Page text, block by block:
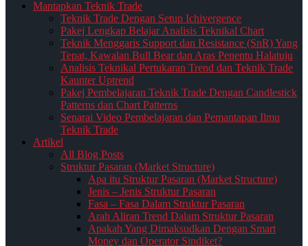
Mantapkan Teknik Trade
Teknik Trade Dengan Setup Ichivergence
Pakej Lengkap Belajar Analisis Teknikal Chart
Teknik Menggaris Support dan Resistance (SnR) Yang
Tepat, Kawalan Bull Bear dan Aras Penentu Halatuju
Analisis Teknikal Pertukaran Trend dan Teknik Trade
Kaunter Uptrend
Pakej Pembelajaran Teknik Trade Dengan Candlestick
Patterns dan Chart Patterns
Senarai Video Pembelajaran dan Pemantapan Ilmu
Teknik Trade
Artikel
All Blog Posts
Struktur Pasaran (Market Structure)
Apa itu Struktur Pasaran (Market Structure)
Jenis – Jenis Struktur Pasaran
Fasa – Fasa Dalam Struktur Pasaran
Arah Aliran Trend Dalam Struktur Pasaran
Apakah Yang Dimaksudkan Dengan Smart
Money dan Operator Sindiket?